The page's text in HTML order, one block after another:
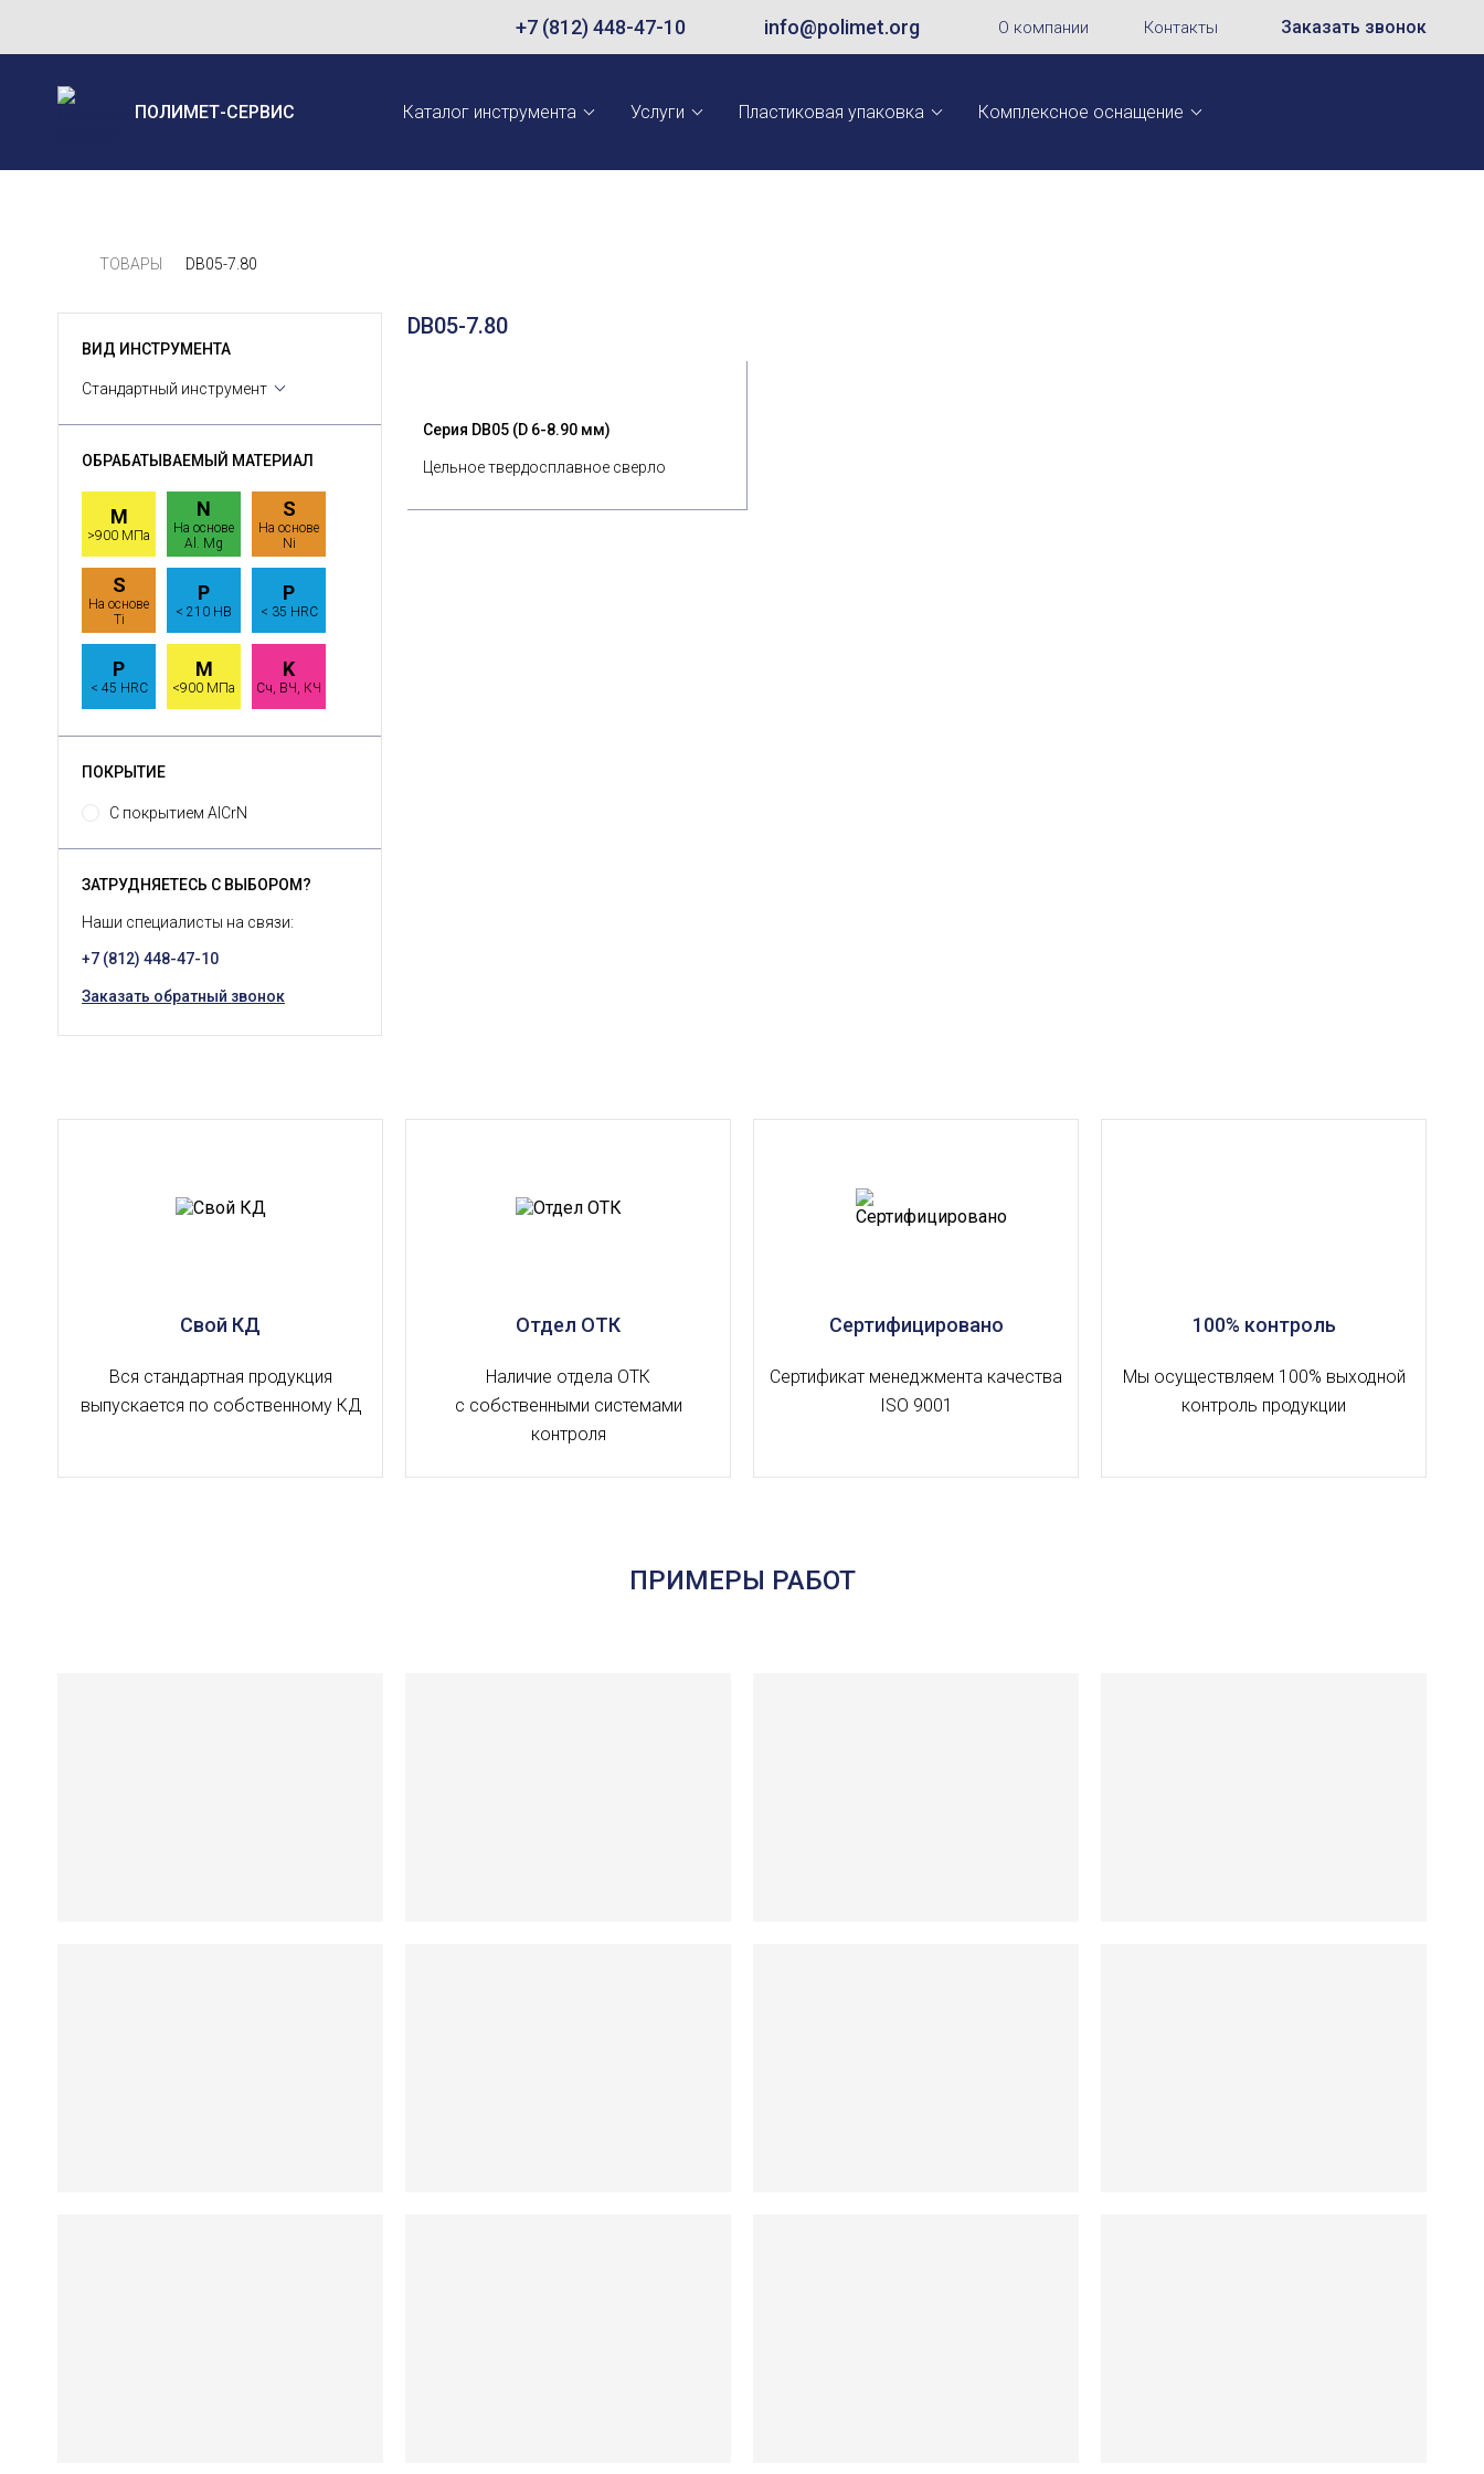
+7 (812) 448-47-10 info@polimet.org О компании Контакты Заказать звонок
ПОЛИМЕТ-СЕРВИС Каталог инструмента Услуги Пластиковая упаковка Комплексное оснащение
ТОВАРЫ DB05-7.80
DB05-7.80
Серия DВ05 (D 6-8.90 мм)
Цельное твердосплавное сверло
ВИД ИНСТРУМЕНТА
Стандартный инструмент
ОБРАБАТЫВАЕМЫЙ МАТЕРИАЛ
M
>900 МПа
N
На основе
Al. Mg
S
На основе
Ni
S
На основе
Ti
P
< 210 HB
P
< 35 HRC
P
< 45 HRC
M
<900 МПа
K
Сч, ВЧ, КЧ
ПОКРЫТИЕ
С покрытием AlCrN
ЗАТРУДНЯЕТЕСЬ С ВЫБОРОМ?
Наши специалисты на связи:
+7 (812) 448-47-10
Заказать обратный звонок
Свой КД
Вся стандартная продукция
выпускается по собственному КД
Отдел ОТК
Наличие отдела ОТК
с собственными системами
контроля
Сертифицировано
Сертификат менеджмента качества
ISO 9001
100% контроль
Мы осуществляем 100% выходной
контроль продукции
ПРИМЕРЫ РАБОТ